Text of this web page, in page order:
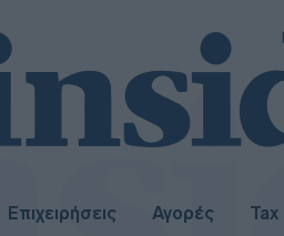
Επιχειρήσεις Αγορές